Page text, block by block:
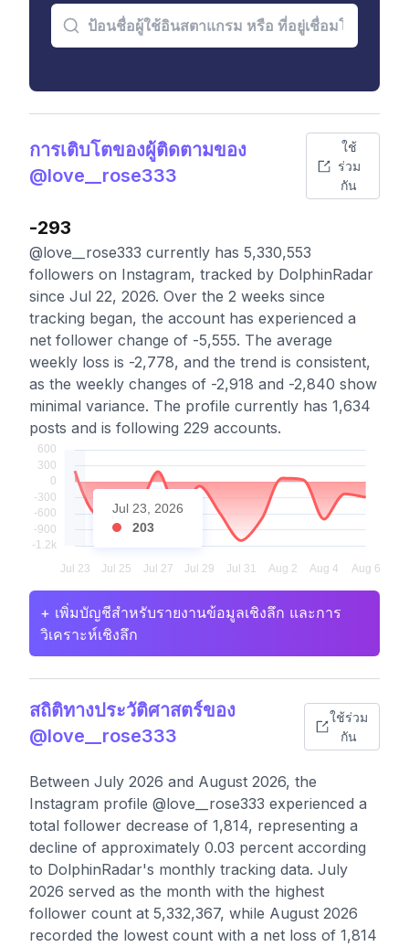
การเติบโตของผู้ติดตามของ
@love__rose333
ใช้
ร่วม
กัน
-293
@love__rose333 currently has 5,330,553
followers on Instagram, tracked by DolphinRadar
since Jul 22, 2026. Over the 2 weeks since
tracking began, the account has experienced a
net follower change of -5,555. The average
weekly loss is -2,778, and the trend is consistent,
as the weekly changes of -2,918 and -2,840 show
minimal variance. The profile currently has 1,634
posts and is following 229 accounts.
Jul 23, 2026
203
+ เพิ่มบัญชีสำหรับรายงานข้อมูลเชิงลึก และการ
วิเคราะห์เชิงลึก
สถิติทางประวัติศาสตร์ของ
@love__rose333
ใช้ร่วม
กัน
Between July 2026 and August 2026, the
Instagram profile @love__rose333 experienced a
total follower decrease of 1,814, representing a
decline of approximately 0.03 percent according
to DolphinRadar's monthly tracking data. July
2026 served as the month with the highest
follower count at 5,332,367, while August 2026
recorded the lowest count with a net loss of 1,814